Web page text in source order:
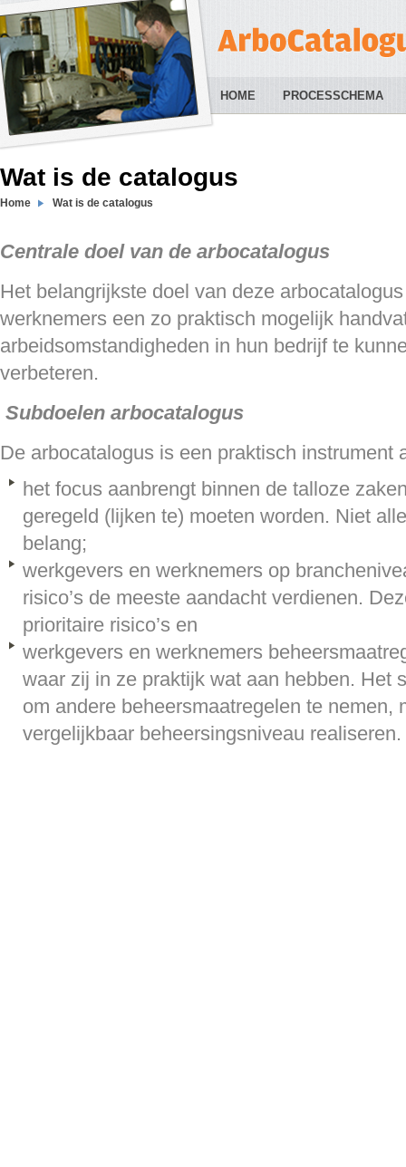
HOME PROCESSCHEMA
Wat is de catalogus
Home Wat is de catalogus
Centrale doel van de arbocatalogus
Het belangrijkste doel van deze
werknemers een zo praktisch mogelijk
arbeidsomstandigheden in hun bedrijf te
verbeteren.
Subdoelen arbocatalogus
De arbocatalogus is een praktisch instrument
het focus aanbrengt binnen de talloze
geregeld (lijken te) moeten worden. Niet
belang;
werkgevers en werknemers op
risico’s de meeste aandacht verdienen.
prioritaire risico’s en
werkgevers en werknemers
waar zij in ze praktijk wat aan hebben. Het
om andere beheersmaatregelen te nemen,
vergelijkbaar beheersingsniveau realiseren.